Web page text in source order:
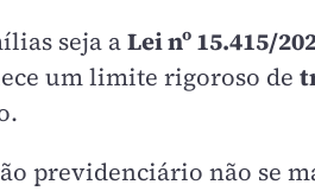
seja aLei nº 15.415/
um limite rigoroso de
previdenciário não se